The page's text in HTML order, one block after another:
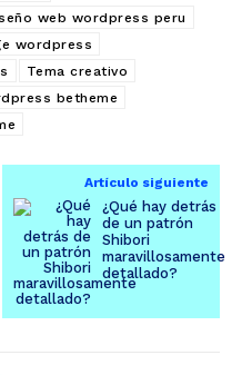
web wordpress peru
wordpress
Tema creativo
betheme
Artículo siguiente
¿Qué hay detrás
de un patrón
Shibori
maravillosamente
detallado?